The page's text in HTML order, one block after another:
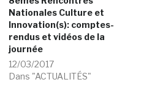
Nationales Culture et
Innovation(s): comptes-
rendus et vidéos de la
journée
12/03/2017
Dans "ACTUALITÉS"